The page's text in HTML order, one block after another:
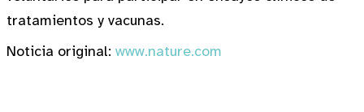
tratamientos y vacunas.
Noticia original: www.nature.com